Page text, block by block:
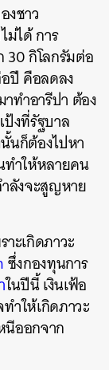
งชาว
ม่ได้ การ
30 กิโลกรัมต่อ
ปี คือลดลง
ทำอารีปา ต้อง
ป้งที่รัฐบาล
นก็ต้องไปหา
ำให้หลายคน
ำลังจะสูญหาย
ะเกิดภาวะ
ซึ่งกองทุนการ
ในปีนี้ เงินเฟ้อ
ำให้เกิดภาวะ
นีออกจาก